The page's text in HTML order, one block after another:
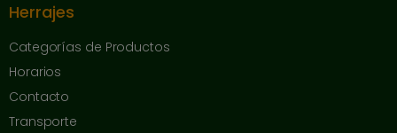
Herrajes
Categorías de Productos
Horarios
Contacto
Transporte